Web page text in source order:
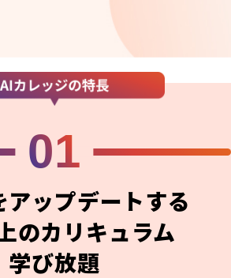
01
アップデートする
のカリキュラム
学び放題